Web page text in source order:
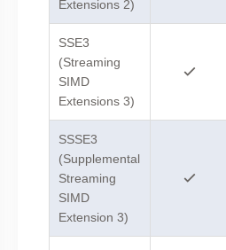
Extensions 2)
SSE3
(Streaming
SIMD
Extensions 3)
SSSE3
(Supplemental
Streaming
SIMD
Extension 3)